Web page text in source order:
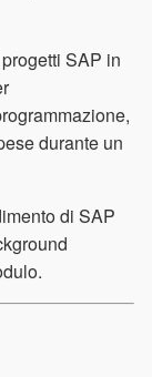
SAP in
durante un
di SAP